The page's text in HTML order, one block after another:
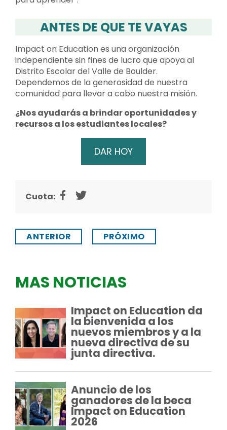
ANTES DE QUE TE VAYAS
Impact on Education es una organización
independiente sin fines de lucro que apoya al
Distrito Escolar del Valle de Boulder.
Dependemos de la generosidad de nuestra
comunidad para llevar a cabo nuestra misión.
¿Nos ayudarás a brindar oportunidades y
recursos a los estudiantes locales?
DAR HOY
Cuota:
ANTERIOR PRÓXIMO
MAS NOTICIAS
Impact on Education da
la bienvenida a los
nuevos miembros y a la
nueva directiva de su
junta directiva.
Anuncio de los
ganadores de la beca
Impact on Education
2026